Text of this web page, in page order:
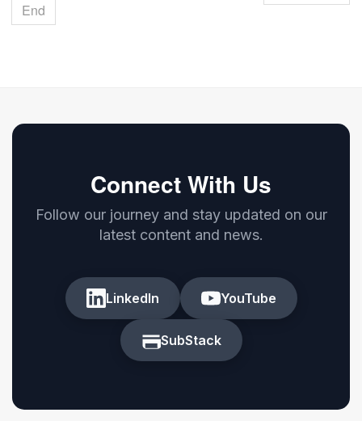
End
Connect With Us
Follow our journey and stay updated on our
latest content and news.
LinkedIn YouTube
SubStack